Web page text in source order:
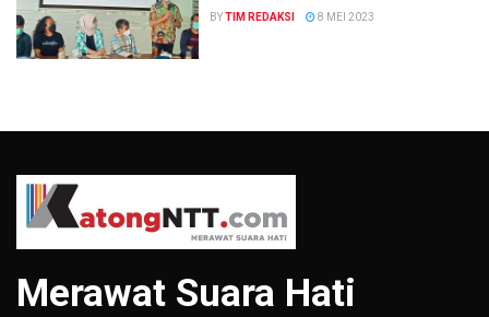
BYTIM REDAKSI 8 MEI 2023
Merawat Suara Hati